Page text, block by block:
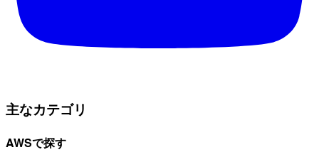
主なカテゴリ
AWSで探す